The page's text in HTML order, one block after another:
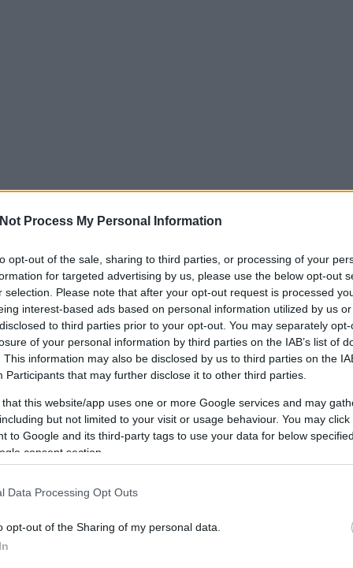
Process My Personal Information
opt-out of the sale, sharing to third parties, or processing of your
for targeted advertising by us, please use the below opt-out
selection. Please note that after your opt-out request is processed
interest-based ads based on personal information utilized by us
to third parties prior to your opt-out. You may separately
of your personal information by third parties on the IAB’s list of
This information may also be disclosed by us to third parties on the
Participants that may further disclose it to other third parties.
that this website/app uses one or more Google services and may
but not limited to your visit or usage behaviour. You may
to Google and its third-party tags to use your data for below
consent section.
Data Processing Opt Outs
opt-out of the Sharing of my personal data.
oldalt
ellátást nyújt a legmodernebb technológiával.
Budán.
oldalt
adatkezelési tájékoztatója biztosítja az
védelméről egy helyen.
héjak, amelyek gyönyörű mosolyt varázsolnak
színvonalon.
oldalt
kifejlesztett edzésprogramokat és tanácsadást
és az egészség megőrzéséhez.
oldalt
részletes bemutatása az ipari gyártási
technológiáit.
hírekkel szolgál a mesterséges intelligencia
oldalt
segítséget nyújt hulladékgazdálkodási jogi
vállalkozások számára.
oldalt
üveg vízforralója prémium német minőséget képvisel.
oldalt
kárpittisztítási szolgáltatásokat nyújt otthonokba és
oldalt
Keresőmarketing, Online marketing, weboldal készítés
ÜGYNÖKSÉG MŰTÉTEK